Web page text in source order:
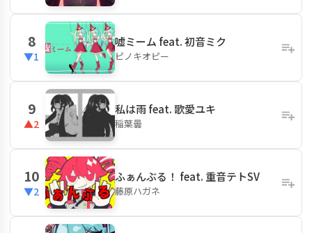
8
▼1
嘘ミーム feat. 初音ミク
ピノキオピー
9
▲2
私は雨 feat. 歌愛ユキ
稲葉曇
10
▼2
ふぁんぶる！ feat. 重音テトSV
藤原ハガネ